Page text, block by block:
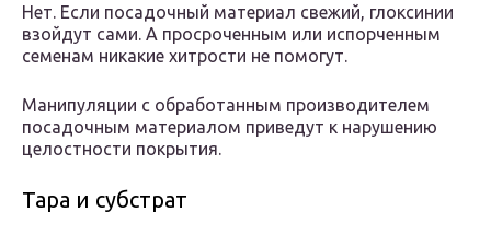
Нет. Если посадочный материал свежий, глоксинии
взойдут сами. А просроченным или испорченным
семенам никакие хитрости не помогут.
Манипуляции с обработанным производителем
посадочным материалом приведут к нарушению
целостности покрытия.
Тара и субстрат